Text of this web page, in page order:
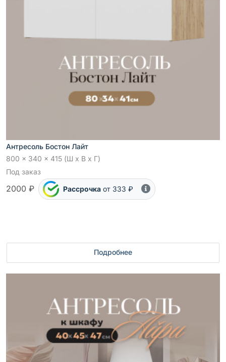
Антресоль Бостон Лайт
800 x 340 x 415 (Ш x В x Г)
Под заказ
2000 ₽ Рассрочка от 333 ₽
Подробнее